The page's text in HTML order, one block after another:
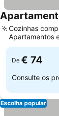
Cozinhas
Apartamentos
mar
De € 74
Consulte os
Escolha popular